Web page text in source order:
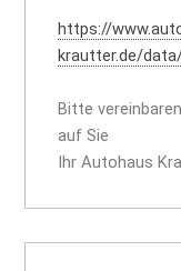
https://
krautter.de/
Bitte
auf Sie
Ihr Autohaus